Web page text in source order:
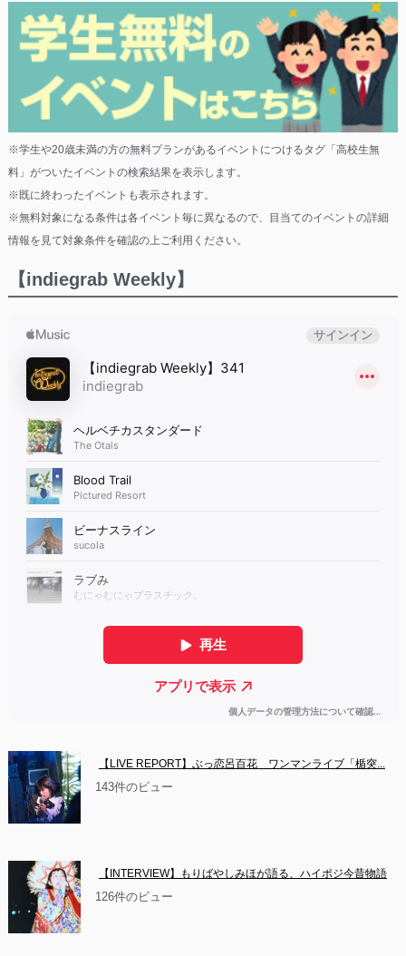
※学生や20歳未満の方の無料プランがあるイベントにつけるタグ「高校生無
料」がついたイベントの検索結果を表示します。
※既に終わったイベントも表示されます。
※無料対象になる条件は各イベント毎に異なるので、目当てのイベントの詳細
情報を見て対象条件を確認の上ご利用ください。
【indiegrab Weekly】
【LIVE REPORT】ぶっ恋呂百花　ワンマンライブ「楯突...
143件のビュー
【INTERVIEW】もりばやしみほが語る、ハイポジ今昔物語
126件のビュー